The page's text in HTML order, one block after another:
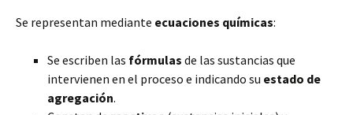
Se representan mediante ecuaciones químicas:
Se escriben las fórmulas de las sustancias que
intervienen en el proceso e indicando su estado de
agregación.